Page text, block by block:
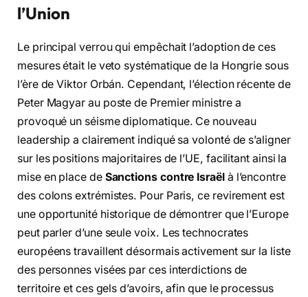
l’Union
Le principal verrou qui empêchait l’adoption de ces
mesures était le veto systématique de la Hongrie sous
l’ère de Viktor Orbán. Cependant, l’élection récente de
Peter Magyar au poste de Premier ministre a
provoqué un séisme diplomatique. Ce nouveau
leadership a clairement indiqué sa volonté de s’aligner
sur les positions majoritaires de l’UE, facilitant ainsi la
mise en place de Sanctions contre Israëlà l’encontre
des colons extrémistes. Pour Paris, ce revirement est
une opportunité historique de démontrer que l’Europe
peut parler d’une seule voix. Les technocrates
européens travaillent désormais activement sur la liste
des personnes visées par ces interdictions de
territoire et ces gels d’avoirs, afin que le processus